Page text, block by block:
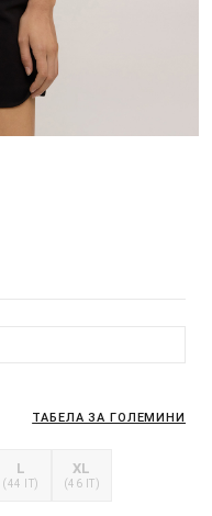
ТАБЕЛА ЗА ГОЛЕМИНИ
L
(44 IT)
XL
(46 IT)